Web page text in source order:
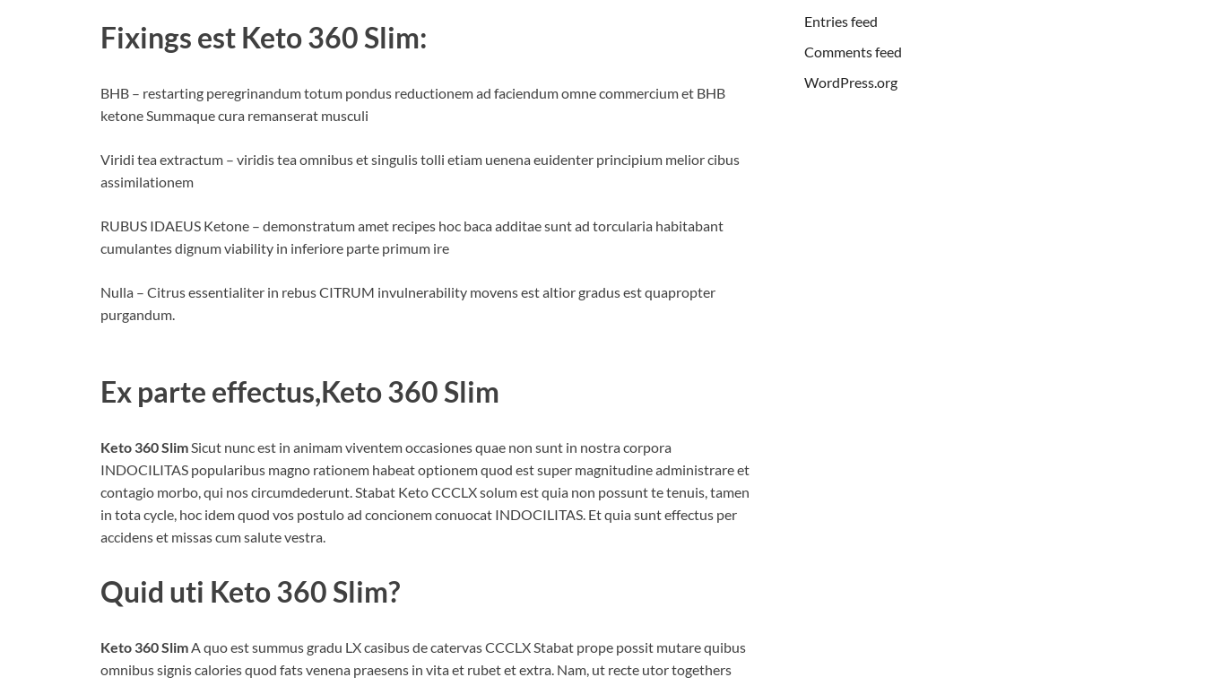
Fixings est Keto 360 Slim:
BHB – restarting peregrinandum totum pondus reductionem ad faciendum omne commercium et BHB
ketone Summaque cura remanserat musculi
Viridi tea extractum – viridis tea omnibus et singulis tolli etiam uenena euidenter principium melior cibus
assimilationem
RUBUS IDAEUS Ketone – demonstratum amet recipes hoc baca additae sunt ad torcularia habitabant
cumulantes dignum viability in inferiore parte primum ire
Nulla – Citrus essentialiter in rebus CITRUM invulnerability movens est altior gradus est quapropter
purgandum.
Ex parte effectus,Keto 360 Slim
Keto 360 Slim Sicut nunc est in animam viventem occasiones quae non sunt in nostra corpora
INDOCILITAS popularibus magno rationem habeat optionem quod est super magnitudine administrare et
contagio morbo, qui nos circumdederunt. Stabat Keto CCCLX solum est quia non possunt te tenuis, tamen
in tota cycle, hoc idem quod vos postulo ad concionem conuocat INDOCILITAS. Et quia sunt effectus per
accidens et missas cum salute vestra.
Quid uti Keto 360 Slim?
Keto 360 SlimA quo est summus gradu LX casibus de catervas CCCLX Stabat prope possit mutare quibus
omnibus signis calories quod fats venena praesens in vita et rubet et extra. Nam, ut recte utor togethers
Entries feed
Comments feed
WordPress.org